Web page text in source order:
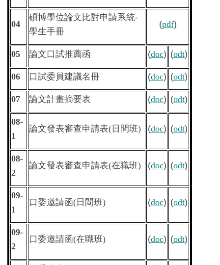
04
碩博學位論文比對申請系統-
學生手冊
(pdf)
05 論文口試推薦函 (doc) (odt)
06 口試委員建議名冊 (doc) (odt)
07 論文計畫摘要表 (doc) (odt)
08-
1
論文發表審查申請表(日間班) (doc) (odt)
08-
2
論文發表審查申請表(在職班) (doc) (odt)
09-
1
口委邀請函(日間班) (doc) (odt)
09-
2
口委邀請函(在職班) (doc) (odt)